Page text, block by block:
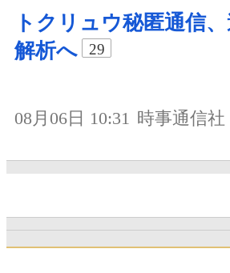
トクリュウ秘匿通信
解析へ
29
08月06日 10:31 時事通信社